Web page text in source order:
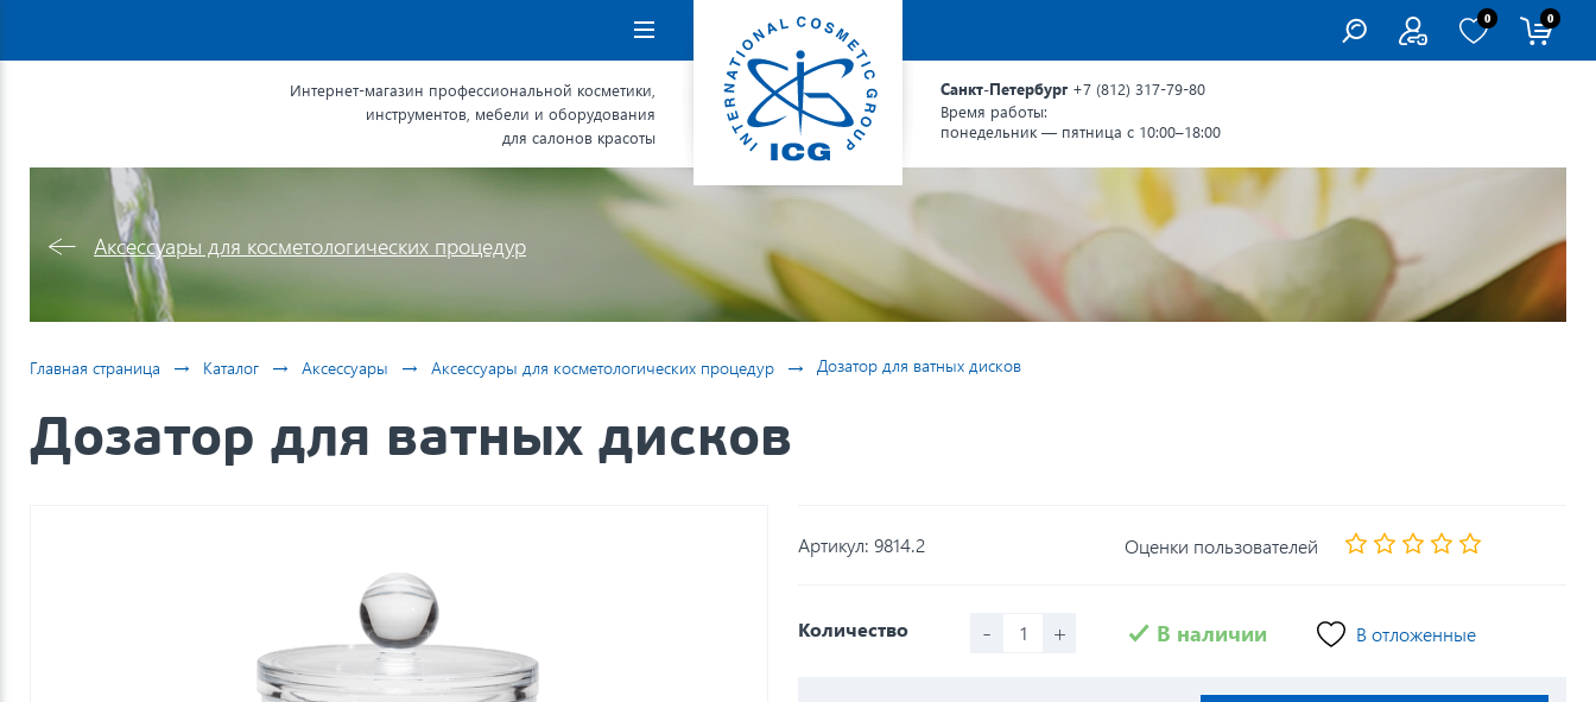
Навигация
0 0
Интернет-магазин профессиональной косметики,
инструментов, мебели и оборудования
для салонов красоты
Санкт-Петербург +7 (812) 317-79-80
Время работы:
понедельник — пятница с 10:00–18:00
Аксессуары для косметологических процедур
Главная страница → Каталог → Аксессуары → Аксессуары для косметологических процедур → Дозатор для ватных дисков
Дозатор для ватных дисков
Артикул: 9814.2 Оценки пользователей
Количество - + В наличии В отложенные